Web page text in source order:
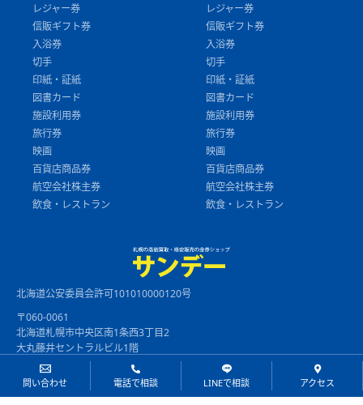
問い合わせ 電話で相談 LINEで相談 アクセス
レジャー券
信販ギフト券
入浴券
切手
印紙・証紙
図書カード
施設利用券
旅行券
映画
百貨店商品券
航空会社株主券
飲食・レストラン
レジャー券
信販ギフト券
入浴券
切手
印紙・証紙
図書カード
施設利用券
旅行券
映画
百貨店商品券
航空会社株主券
飲食・レストラン
北海道公安委員会許可101010000120号
〒060-0061
北海道札幌市中央区南1条西3丁目2
大丸藤井セントラルビル1階
【営業時間】10：00～18：00
【定休日】年末年始
011-221-2200